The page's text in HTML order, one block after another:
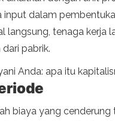
input dalam
langsung, tenaga kerja
pabrik.
Anda: apa itu
biaya yang cenderung